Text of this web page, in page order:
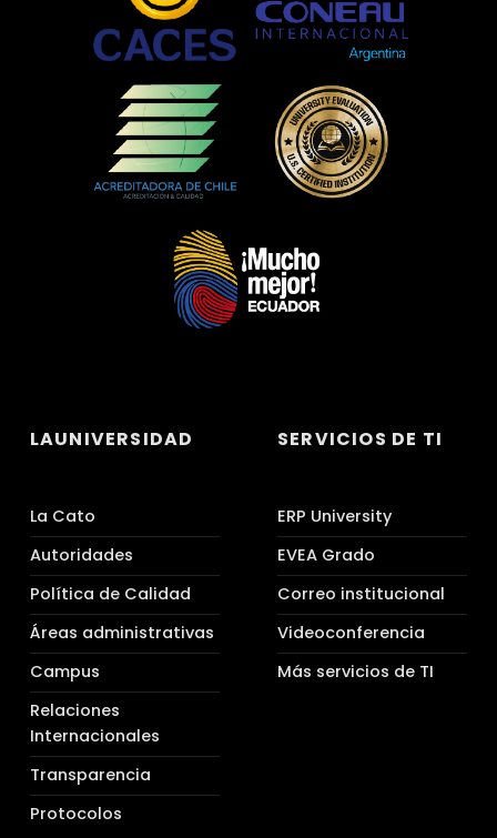
LAUNIVERSIDAD
La Cato
Autoridades
Política de Calidad
Áreas administrativas
Campus
Relaciones
Internacionales
Transparencia
Protocolos
SERVICIOS DE TI
ERP University
EVEA Grado
Correo institucional
Videoconferencia
Más servicios de TI